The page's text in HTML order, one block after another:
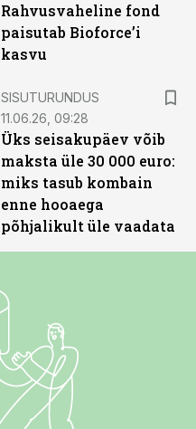
Rahvusvaheline fond
paisutab Bioforce’i
kasvu
SISUTURUNDUS
11.06.26, 09:28
Üks seisakupäev võib
maksta üle 30 000 euro:
miks tasub kombain
enne hooaega
põhjalikult üle vaadata